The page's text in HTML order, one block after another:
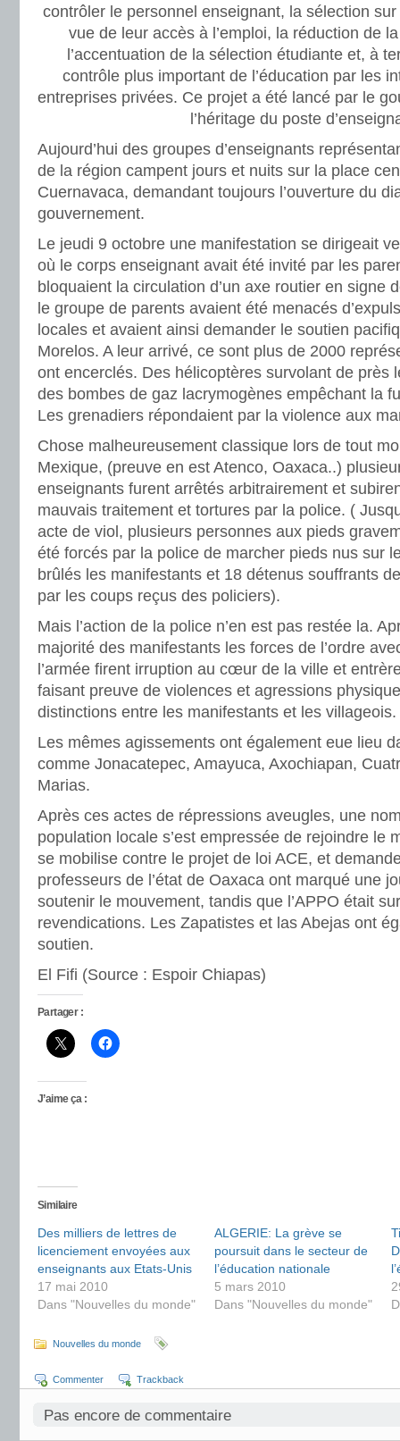
contrôler le personnel enseignant, la sélection
vue de leur accès à l’emploi, la réduction de
l’accentuation de la sélection étudiante et, à
contrôle plus important de l’éducation par les
entreprises privées. Ce projet a été lancé par le
l’héritage du poste
Aujourd’hui des groupes d’enseignants
de la région campent jours et nuits sur la place
Cuernavaca, demandant toujours l’ouverture du
gouvernement.
Le jeudi 9 octobre une manifestation se dirigeait
où le corps enseignant avait été invité par les
bloquaient la circulation d’un axe routier en signe
le groupe de parents avaient été menacés
locales et avaient ainsi demander le soutien
Morelos. A leur arrivé, ce sont plus de 2000
ont encerclés. Des hélicoptères survolant de près
des bombes de gaz lacrymogènes empêchant la
Les grenadiers répondaient par la violence aux
Chose malheureusement classique lors de tout
Mexique, (preuve en est Atenco, Oaxaca..)
enseignants furent arrêtés arbitrairement et
mauvais traitement et tortures par la police. (
acte de viol, plusieurs personnes aux pieds
été forcés par la police de marcher pieds nus sur
brûlés les manifestants et 18 détenus souffrants
par les coups reçus des policiers).
Mais l’action de la police n’en est pas restée la.
majorité des manifestants les forces de l’ordre
l’armée firent irruption au cœur de la ville et
faisant preuve de violences et agressions
distinctions entre les manifestants et les villageois.
Les mêmes agissements ont également eue lieu
comme Jonacatepec, Amayuca, Axochiapan,
Marias.
Après ces actes de répressions aveugles, une
population locale s’est empressée de rejoindre le
se mobilise contre le projet de loi ACE, et
professeurs de l’état de Oaxaca ont marqué une
soutenir le mouvement, tandis que l’APPO était
revendications. Les Zapatistes et las Abejas ont
soutien.
El Fifi (Source : Espoir Chiapas)
Partager :
J’aime ça :
Similaire
Des milliers de lettres de
licenciement envoyées aux
enseignants aux Etats-Unis
17 mai 2010
Dans "Nouvelles du monde"
ALGERIE: La grève se
poursuit dans le secteur de
l’éducation nationale
5 mars 2010
Dans "Nouvelles du monde"
Nouvelles du monde
Commenter Trackback
Pas encore de commentaire